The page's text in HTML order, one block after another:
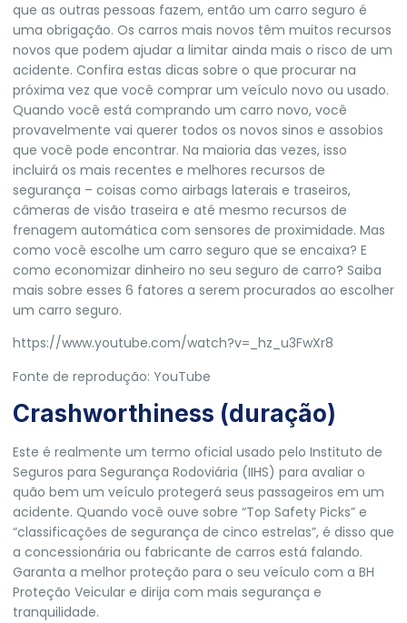
que as outras pessoas fazem, então um carro seguro é
uma obrigação. Os carros mais novos têm muitos recursos
novos que podem ajudar a limitar ainda mais o risco de um
acidente. Confira estas dicas sobre o que procurar na
próxima vez que você comprar um veículo novo ou usado.
Quando você está comprando um carro novo, você
provavelmente vai querer todos os novos sinos e assobios
que você pode encontrar. Na maioria das vezes, isso
incluirá os mais recentes e melhores recursos de
segurança – coisas como airbags laterais e traseiros,
câmeras de visão traseira e até mesmo recursos de
frenagem automática com sensores de proximidade. Mas
como você escolhe um carro seguro que se encaixa? E
como economizar dinheiro no seu seguro de carro? Saiba
mais sobre esses 6 fatores a serem procurados ao escolher
um carro seguro.
https://www.youtube.com/watch?v=_hz_u3FwXr8
Fonte de reprodução: YouTube
Crashworthiness (duração)
Este é realmente um termo oficial usado pelo Instituto de
Seguros para Segurança Rodoviária (IIHS) para avaliar o
quão bem um veículo protegerá seus passageiros em um
acidente. Quando você ouve sobre “Top Safety Picks” e
“classificações de segurança de cinco estrelas”, é disso que
a concessionária ou fabricante de carros está falando.
Garanta a melhor proteção para o seu veículo com a BH
Proteção Veicular e dirija com mais segurança e
tranquilidade.